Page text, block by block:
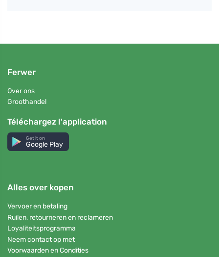
Ferwer
Over ons
Groothandel
Téléchargez l'application
Get it on
Google Play
Alles over kopen
Vervoer en betaling
Ruilen, retourneren en reclameren
Loyaliteitsprogramma
Neem contact op met
Voorwaarden en Condities